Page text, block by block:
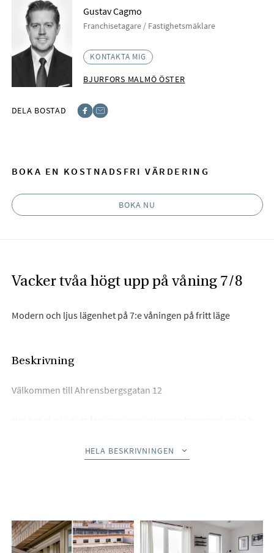
Gustav Cagmo
Franchisetagare / Fastighetsmäklare
KONTAKTA MIG
BJURFORS MALMÖ ÖSTER
DELA BOSTAD
BOKA EN KOSTNADSFRI VÄRDERING
BOKA NU
Vacker tvåa högt upp på våning 7/8
Modern och ljus lägenhet på 7:e våningen på fritt läge
Beskrivning
Välkommen till Ahrensbergsgatan 12
Bulltofta Friluftsstad. På Ahrensbergsgatan 12 bor du med
kök och vardagsrum, med fint ljusinsläpp och en rymlig
balkong som blir en naturlig förlängning av hemmet under
HELA BESKRIVNINGEN